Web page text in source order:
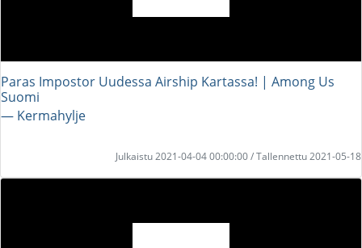
Paras Impostor Uudessa Airship Kartassa! | Among Us
Suomi
― Kermahylje
Julkaistu 2021-04-04 00:00:00 / Tallennettu 2021-05-18